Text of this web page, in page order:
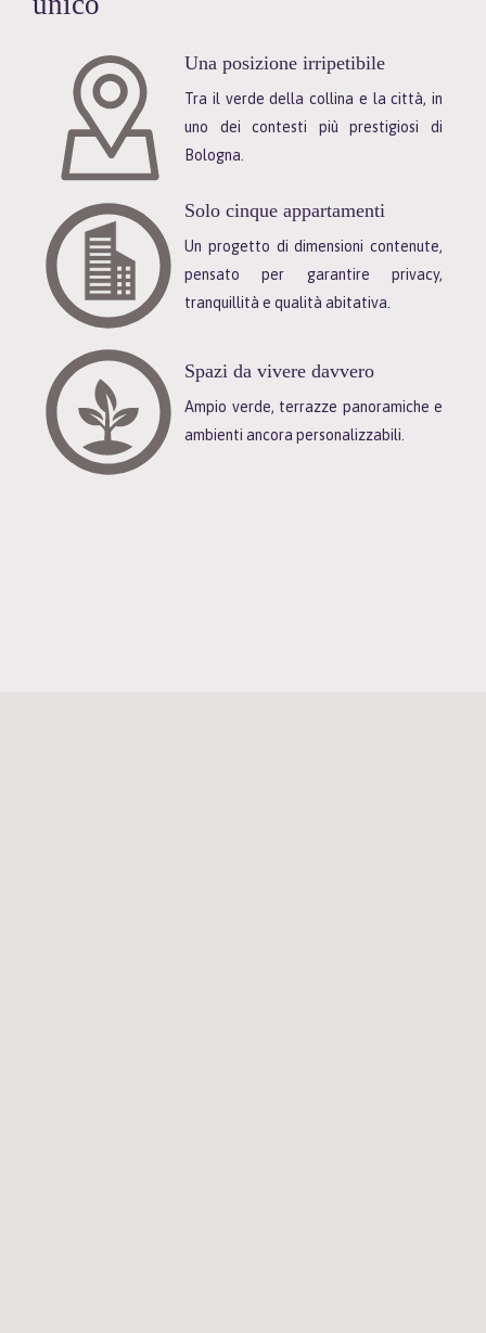
Una posizione irripetibile
Tra il verde della collina e la città, in
uno dei contesti più prestigiosi di
Bologna.
Solo cinque appartamenti
Un progetto di dimensioni contenute,
pensato per garantire privacy,
tranquillità e qualità abitativa.
Spazi da vivere davvero
Ampio verde, terrazze panoramiche e
ambienti ancora personalizzabili.